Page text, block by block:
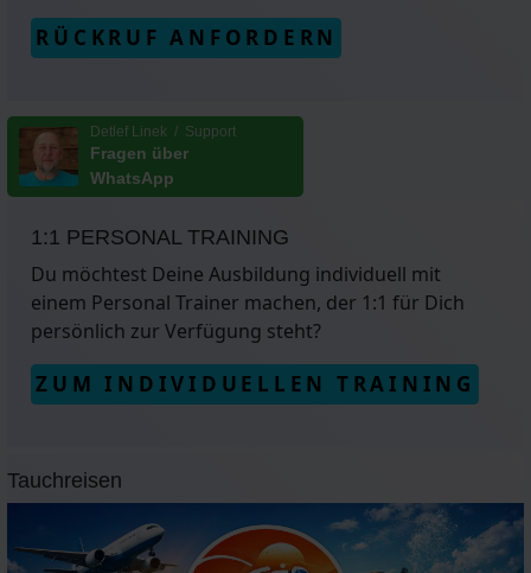
RÜCKRUF ANFORDERN
Detlef Linek / Support
Fragen über
WhatsApp
1:1 PERSONAL TRAINING
Du möchtest Deine Ausbildung individuell mit
einem Personal Trainer machen, der 1:1 für Dich
persönlich zur Verfügung steht?
ZUM INDIVIDUELLEN TRAINING
Tauchreisen